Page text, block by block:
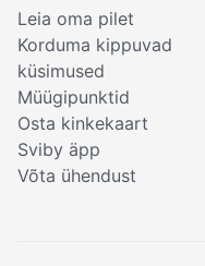
Leia oma pilet
Korduma kippuvad
küsimused
Müügipunktid
Osta kinkekaart
Sviby äpp
Võta ühendust